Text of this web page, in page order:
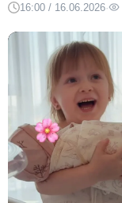
16:00 / 16.06.2026·